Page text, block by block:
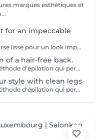
for an impeccable
Épilation à la cire pour homme Torse lisse pour un look impeccable. Méthode d'épilation qui permet l'élimination des poils de façon efficace. Les poils qui repoussent s'affinent et sont plus doux. Pour l'épilation masculine, nous utilisons la cire tiède pour la plupart des régions du corps et la cire chaude pour les régions plus sensibles (torse et parties intimes). Le post-épilatoire spécifique aux besoins de la peau des hommes est appliqué par la suite afin de minimiser l'apparition de petits boutons et de poils incarnés. Gardez à l'esprit qu'une exfoliation APRÈS l'épilation est la façon la plus efficace de minimiser ces effets indésirables.
of a hair-free back.
Épilation à la cire pour homme Méthode d'épilation qui permet l'élimination des poils de façon efficace. Les poils qui repoussent s'affinent et sont plus doux. Pour l'épilation masculine, nous utilisons la cire tiède pour la plupart des régions du corps et la cire chaude pour les régions plus sensibles (torse et parties intimes). Le post-épilatoire spécifique aux besoins de la peau des hommes est appliqué par la suite afin de minimiser l'apparition de petits boutons et de poils incarnés. Gardez à l'esprit qu'une exfoliation APRÈS l'épilation est la façon la plus efficace de minimiser ces effets indésirables.
style with clean legs
Épilation à la cire pour homme Méthode d'épilation qui permet l'élimination des poils de façon efficace. Les poils qui repoussent s'affinent et sont plus doux. Pour l'épilation masculine, nous utilisons la cire tiède pour la plupart des régions du corps et la cire chaude pour les régions plus sensibles (torse et parties intimes). Le post-épilatoire spécifique aux besoins de la peau des hommes est appliqué par la suite afin de minimiser l'apparition de petits boutons et de poils incarnés. Gardez à l'esprit qu'une exfoliation APRÈS l'épilation est la façon la plus efficace de minimiser ces effets indésirables.